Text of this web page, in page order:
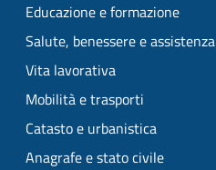
Educazione e formazione
Salute, benessere e assistenza
Vita lavorativa
Mobilità e trasporti
Catasto e urbanistica
Anagrafe e stato civile